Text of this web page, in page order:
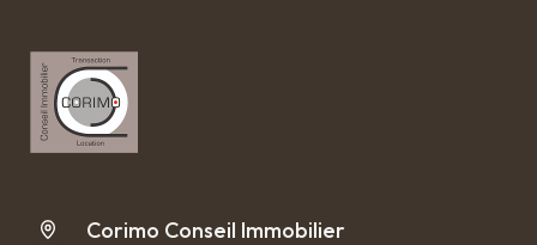
Corimo Conseil Immobilier